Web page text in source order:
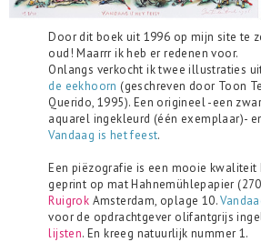
Door dit boek uit 1996 op mijn site te
oud! Maarrr ik heb er redenen voor.
Onlangs verkocht ik twee illustraties
de eekhoorn (geschreven door Toon
Querido, 1995). Een origineel -een
aquarel ingekleurd (één exemplaar)-
Vandaag is het feest.
Een piëzografie is een mooie kwaliteit
geprint op mat Hahnemühlepapier
Ruigrok Amsterdam, oplage 10.
voor de opdrachtgever olifantgrijs
lijsten. En kreeg natuurlijk nummer 1.